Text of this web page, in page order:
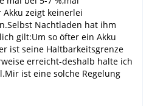
zeigt keinerlei
Nachtladen hat ihm
gilt:Um so öfter ein Akku
ist seine Haltbarkeitsgrenze
erreicht-deshalb halte ich
ist eine solche Regelung